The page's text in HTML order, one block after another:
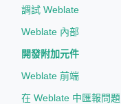
調試 Weblate
Weblate 內部
開發附加元件
Weblate 前端
在 Weblate 中匯報問題